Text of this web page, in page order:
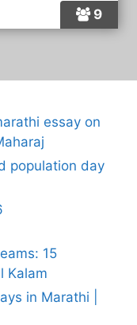
9
marathi essay on
population day
15
Kalam
in Marathi |